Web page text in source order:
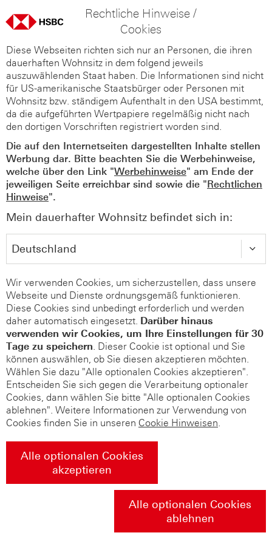
Rechtliche Hinweise /
Cookies
Diese Webseiten richten sich nur an Personen, die ihren
dauerhaften Wohnsitz in dem folgend jeweils
auszuwählenden Staat haben. Die Informationen sind nicht
für US-amerikanische Staatsbürger oder Personen mit
Wohnsitz bzw. ständigem Aufenthalt in den USA bestimmt,
da die aufgeführten Wertpapiere regelmäßig nicht nach
den dortigen Vorschriften registriert worden sind.
Die auf den Internetseiten dargestellten Inhalte stellen
Werbung dar. Bitte beachten Sie die Werbehinweise,
welche über den Link "Werbehinweise" am Ende der
jeweiligen Seite erreichbar sind sowie die "Rechtlichen
Hinweise".
Mein dauerhafter Wohnsitz befindet sich in:
Wir verwenden Cookies, um sicherzustellen, dass unsere
Webseite und Dienste ordnungsgemäß funktionieren.
Diese Cookies sind unbedingt erforderlich und werden
daher automatisch eingesetzt. Darüber hinaus
verwenden wir Cookies, um Ihre Einstellungen für 30
Tage zu speichern. Dieser Cookie ist optional und Sie
können auswählen, ob Sie diesen akzeptieren möchten.
Wählen Sie dazu "Alle optionalen Cookies akzeptieren".
Entscheiden Sie sich gegen die Verarbeitung optionaler
Cookies, dann wählen Sie bitte "Alle optionalen Cookies
ablehnen". Weitere Informationen zur Verwendung von
Cookies finden Sie in unseren Cookie Hinweisen.
Alle optionalen Cookies
akzeptieren
Alle optionalen Cookies
ablehnen